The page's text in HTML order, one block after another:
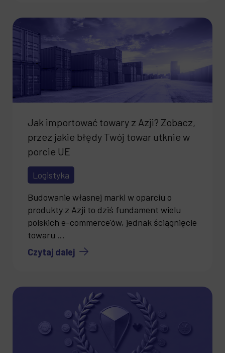
Jak importować towary z Azji? Zobacz,
przez jakie błędy Twój towar utknie w
porcie UE
Logistyka
Budowanie własnej marki w oparciu o
produkty z Azji to dziś fundament wielu
polskich e-commerce'ów, jednak ściągnięcie
towaru ...
Czytaj dalej